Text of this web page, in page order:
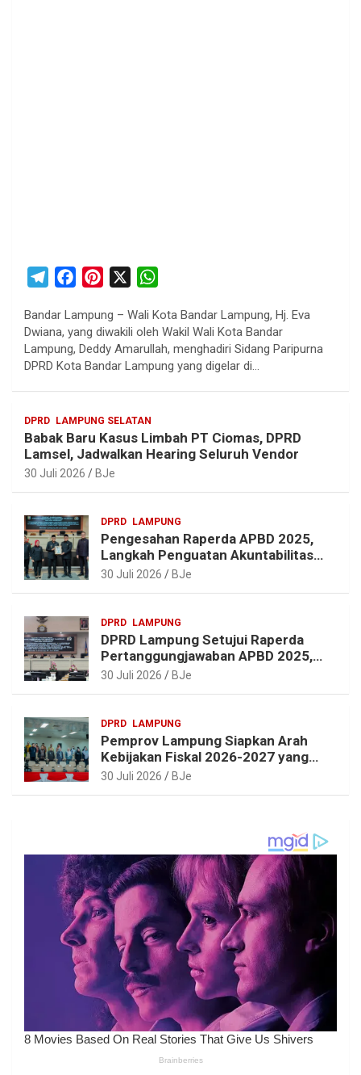
l
e
g
m
c
e
b
k
n
t
e
s
t
a
s
Bandar Lampung – Wali Kota Bandar Lampung, Hj. Eva
Dwiana, yang diwakili oleh Wakil Wali Kota Bandar
Lampung, Deddy Amarullah, menghadiri Sidang Paripurna
DPRD Kota Bandar Lampung yang digelar di…
DPRD LAMPUNG SELATAN
Babak Baru Kasus Limbah PT Ciomas, DPRD
Lamsel, Jadwalkan Hearing Seluruh Vendor
30 Juli 2026 BJe
DPRD LAMPUNG
Pengesahan Raperda APBD 2025,
Langkah Penguatan Akuntabilitas
dan Pembangunan Lampung
30 Juli 2026 BJe
DPRD LAMPUNG
DPRD Lampung Setujui Raperda
Pertanggungjawaban APBD 2025,
Beri Sejumlah Rekomendasi
30 Juli 2026 BJe
DPRD LAMPUNG
Pemprov Lampung Siapkan Arah
Kebijakan Fiskal 2026-2027 yang
Realistis dan Berkelanjutan
30 Juli 2026 BJe